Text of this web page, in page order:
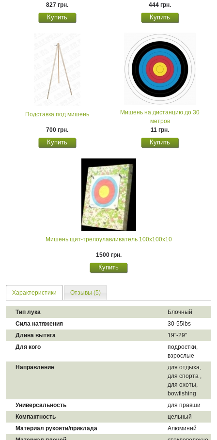
827 грн.
444 грн.
Подставка под мишень
700 грн.
Мишень на дистанцию до 30
метров
11 грн.
Мишень щит-трелоулавливатель 100х100х10
1500 грн.
Характеристики Отзывы (5)
Тип лука
Блочный
Сила натяжения
30-55lbs
Длина вытяга
19"-29"
Для кого
подростки,
взрослые
Направление
для отдыха,
для спорта ,
для охоты,
bowfishing
Универсальность
для правши
Компактность
цельный
Материал рукояти/приклада
Алюминий